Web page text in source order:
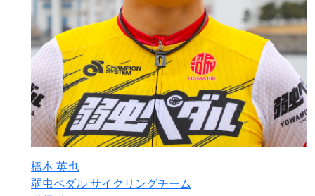
橋本 英也
弱虫ペダル サイクリングチーム